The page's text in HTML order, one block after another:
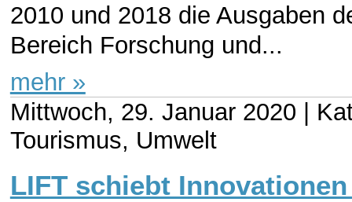
2010 und 2018 die Ausgaben
Bereich Forschung und...
mehr »
Mittwoch, 29. Januar 2020 |
Tourismus, Umwelt
LIFT schiebt